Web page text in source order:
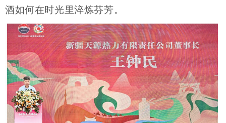
酒如何在时光里淬炼芬芳。